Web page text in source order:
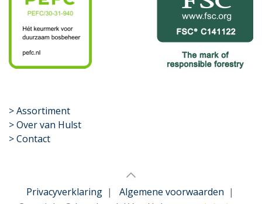
​>Assortiment
> Over van Hulst
> Contact
Privacyverklaring| Algemene voorwaarden |